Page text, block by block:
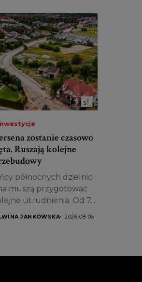
zostanie czasowo
Ruszają kolejne
północnych dzielnic
muszą przygotować
utrudnienia. Od 7...
JANKOWSKA 2026-08-06